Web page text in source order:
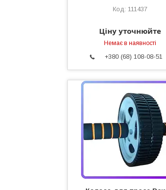
111437
Ціну уточнюйте
Немає в наявності
+380 (68) 108-08-51